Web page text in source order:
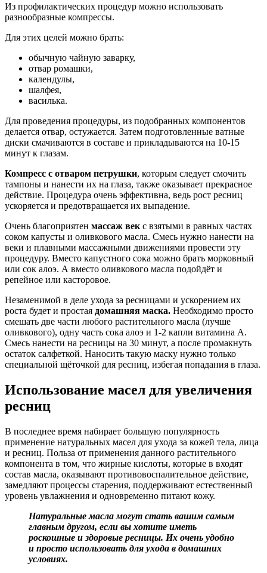
Из профилактических процедур можно использовать
разнообразные компрессы.
Для этих целей можно брать:
обычную чайную заварку,
отвар ромашки,
календулы,
шалфея,
василька.
Для проведения процедуры, из подобранных компонентов
делается отвар, остужается. Затем подготовленные ватные
диски смачиваются в составе и прикладываются на 10-15
минут к глазам.
Компресс с отваром петрушки, которым следует смочить
тампоны и нанести их на глаза, также оказывает прекрасное
действие. Процедура очень эффективна, ведь рост ресниц
ускоряется и предотвращается их выпадение.
Очень благоприятен массаж век с взятыми в равных частях
соком капусты и оливкового масла. Смесь нужно нанести на
веки и плавными массажными движениями провести эту
процедуру. Вместо капустного сока можно брать морковный
или сок алоэ. А вместо оливкового масла подойдёт и
репейное или касторовое.
Незаменимой в деле ухода за ресницами и ускорением их
роста будет и простая домашняя маска. Необходимо просто
смешать две части любого растительного масла (лучше
оливкового), одну часть сока алоэ и 1-2 капли витамина А.
Смесь нанести на ресницы на 30 минут, а после промакнуть
остаток салфеткой. Наносить такую маску нужно только
специальной щёточкой для ресниц, избегая попадания в глаза.
Использование масел для увеличения
ресниц
В последнее время набирает большую популярность
применение натуральных масел для ухода за кожей тела, лица
и ресниц. Польза от применения данного растительного
компонента в том, что жирные кислоты, которые в входят
состав масла, оказывают противовоспалительное действие,
замедляют процессы старения, поддерживают естественный
уровень увлажнения и одновременно питают кожу.
Натуральные масла могут стать вашим самым
главным другом, если вы хотите иметь
роскошные и здоровые ресницы. Их очень удобно
и просто использовать для ухода в домашних
условиях.